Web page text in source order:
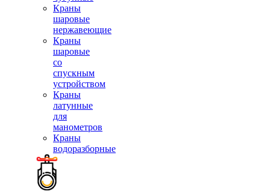
Краны
шаровые
нержавеющие
Краны
шаровые
со
спускным
устройством
Краны
латунные
для
манометров
Краны
водоразборные